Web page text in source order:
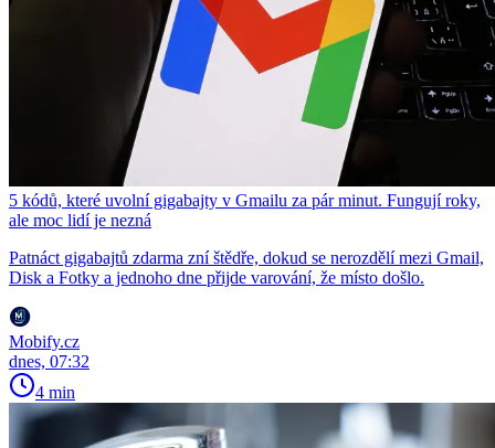
5 kódů, které uvolní gigabajty v Gmailu za pár minut. Fungují roky,
ale moc lidí je nezná
Patnáct gigabajtů zdarma zní štědře, dokud se nerozdělí mezi Gmail,
Disk a Fotky a jednoho dne přijde varování, že místo došlo.
Mobify.cz
dnes, 07:32
4 min